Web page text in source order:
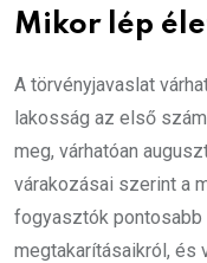
Mikor lép
A törvényjavaslat
lakosság az első
meg, várhatóan
várakozásai szerint a
fogyasztók pontosabb
megtakarításaikról, és